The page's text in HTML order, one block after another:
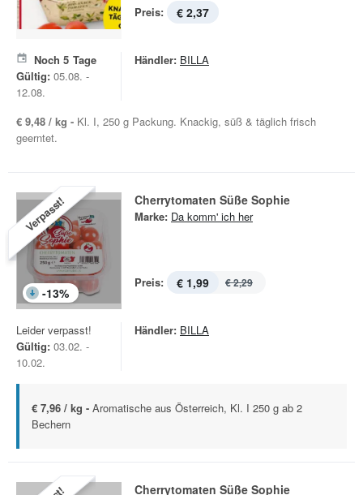
Preis: € 2,37
Noch 5 Tage
Gültig: 05.08. -
12.08.
Händler: BILLA
€ 9,48 / kg - Kl. I, 250 g Packung. Knackig, süß & täglich frisch
geerntet.
Verpasst!
-13%
Cherrytomaten Süße Sophie
Marke: Da komm' ich her
Preis: € 1,99 € 2,29
Leider verpasst!
Gültig: 03.02. -
10.02.
Händler: BILLA
€ 7,96 / kg - Aromatische aus Österreich, Kl. I 250 g ab 2
Bechern
Cherrytomaten Süße Sophie